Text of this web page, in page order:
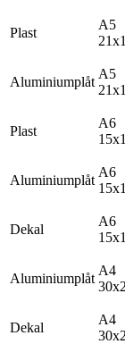
Plast
A5
Aluminiumplåt
A5
Plast
A6
Aluminiumplåt
A6
Dekal
A6
Aluminiumplåt
A4
Dekal
A4